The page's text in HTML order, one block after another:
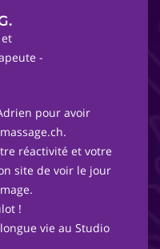
-
pour avoir
réactivité et votre
site de voir le jour
!
vie au Studio